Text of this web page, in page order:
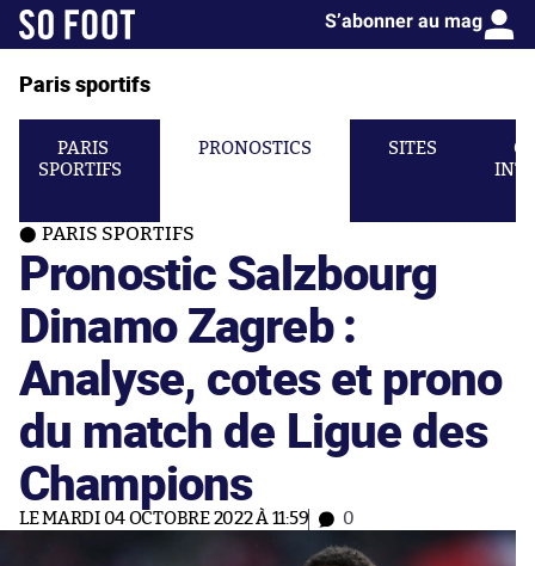
S’abonner au mag
Paris sportifs
PARIS
SPORTIFS
PRONOSTICS SITES
PARIS SPORTIFS
Pronostic Salzbourg
Dinamo Zagreb :
Analyse, cotes et prono
du match de Ligue des
Champions
LE MARDI 04 OCTOBRE 2022 À 11:59 0